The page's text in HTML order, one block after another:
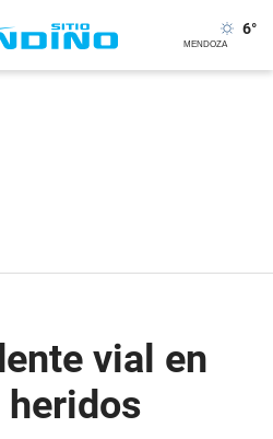
6°
vial en